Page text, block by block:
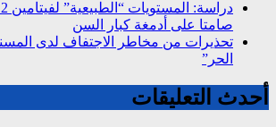
صامتا على أدمغة كبار السن
تحذيرات من مخاطر الاجتفاف لدى
الحر”
أحدث التعليقات